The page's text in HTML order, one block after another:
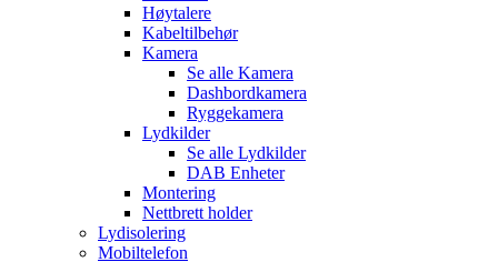
Høytalere
Kabeltilbehør
Kamera
Se alle Kamera
Dashbordkamera
Ryggekamera
Lydkilder
Se alle Lydkilder
DAB Enheter
Montering
Nettbrett holder
Lydisolering
Mobiltelefon